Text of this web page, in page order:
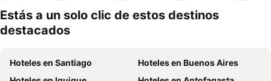
mascotas
Estás a un solo clic de estos destinos
destacados
Hoteles en Santiago
Hoteles en Buenos Aires